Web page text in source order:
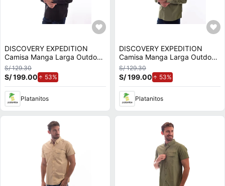
DISCOVERY EXPEDITION
Camisa Manga Larga Outdoor
Hombre Ft76809blk
S/ 129.30
S/ 199.00 53%
Platanitos
DISCOVERY EXPEDITION
Camisa Manga Larga Outdoor
Hombre Ft76809olv
S/ 129.30
S/ 199.00 53%
Platanitos